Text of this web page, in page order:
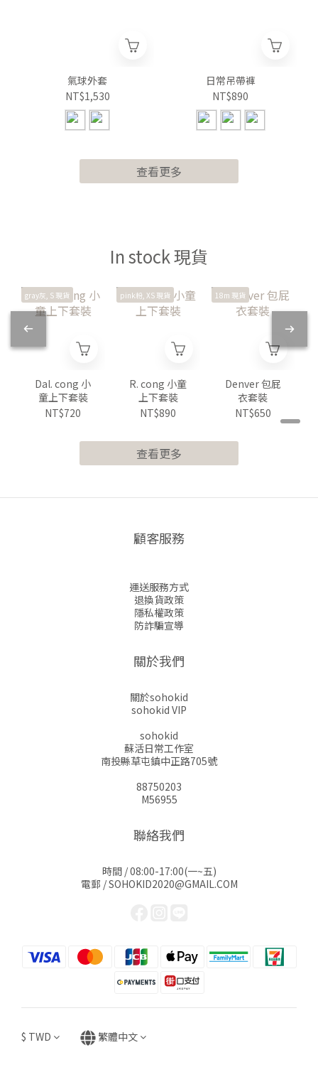
氣球外套
NT$1,530
日常吊帶褲
NT$890
查看更多
In stock 現貨
gray灰, S 現貨
Dal. cong 小
童上下套裝
NT$720
pink粉, XS 現貨
R. cong 小童
上下套裝
NT$890
18m 現貨
Denver 包屁
衣套裝
NT$650
查看更多
顧客服務
運送服務方式
退換貨政策
隱私權政策
防詐騙宣導
關於我們
關於sohokid
sohokid VIP
sohokid
蘇活日常工作室
南投縣草屯鎮中正路705號
88750203
M56955
聯絡我們
時間 / 08:00-17:00(一~五)
電郵 / SOHOKID2020@GMAIL.COM
$ TWD 繁體中文